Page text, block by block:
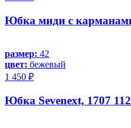
Юбка миди с
размер: 42
цвет: бежевый
1 450 ₽
Юбка Sevenext, 1707